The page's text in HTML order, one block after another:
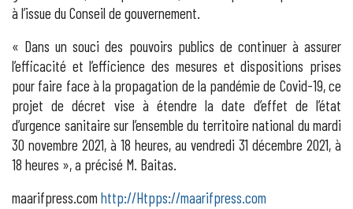
à l’issue du Conseil de gouvernement.
« Dans un souci des pouvoirs publics de continuer à assurer
l’efficacité et l’efficience des mesures et dispositions prises
pour faire face à la propagation de la pandémie de Covid-19, ce
projet de décret vise à étendre la date d’effet de l’état
d’urgence sanitaire sur l’ensemble du territoire national du mardi
30 novembre 2021, à 18 heures, au vendredi 31 décembre 2021, à
18 heures », a précisé M. Baitas.
maarifpress.com http://Htpps://maarifpress.com